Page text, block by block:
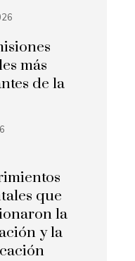
más
de la
que
la
y la